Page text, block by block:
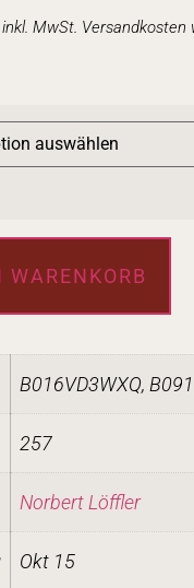
inkl. MwSt.
WARENKORB
B016VD3WXQ,
257
Norbert Löffler
Okt 15